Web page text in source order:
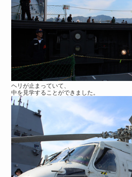
ヘリが止まっていて、
中を見学することができました。